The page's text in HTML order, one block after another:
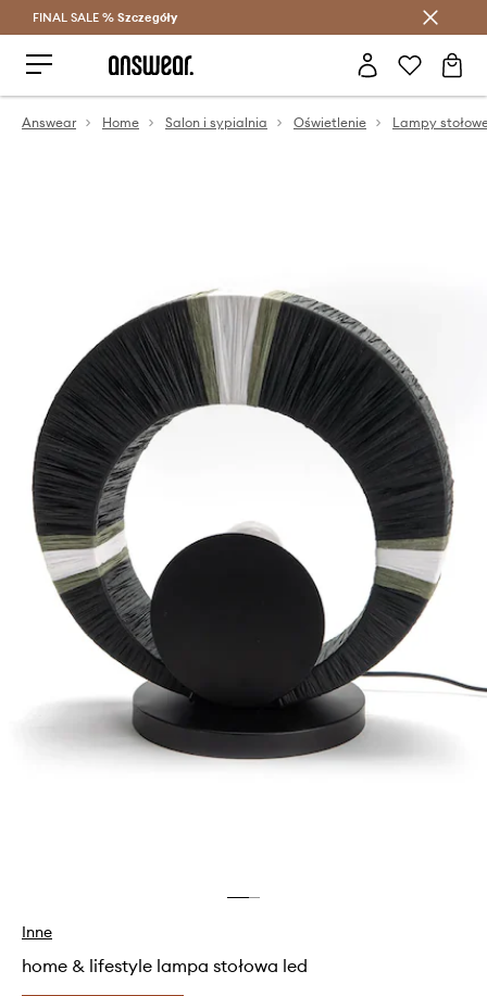
Oszczędzaj z Answear Club >
FINAL SALE % Szczegóły
Answear Home Salon i sypialnia Oświetlenie Lampy
Inne
home & lifestyle lampa stołowa led